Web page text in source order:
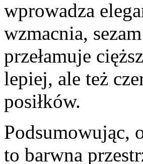
wprowadza
wzmacnia,
przełamuje
lepiej, ale też
posiłków.
Podsumowując,
to barwna